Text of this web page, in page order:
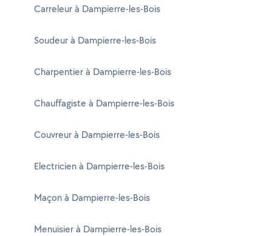
Carreleur à Dampierre-les-Bois
Soudeur à Dampierre-les-Bois
Charpentier à Dampierre-les-Bois
Chauffagiste à Dampierre-les-Bois
Couvreur à Dampierre-les-Bois
Electricien à Dampierre-les-Bois
Maçon à Dampierre-les-Bois
Menuisier à Dampierre-les-Bois